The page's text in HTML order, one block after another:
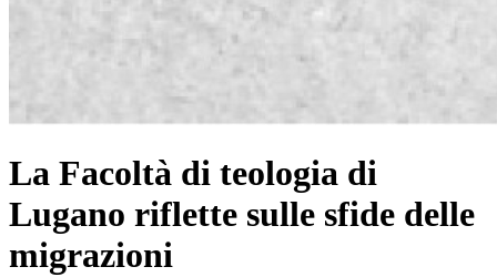
La Facoltà di teologia di
Lugano riflette sulle sfide delle
migrazioni